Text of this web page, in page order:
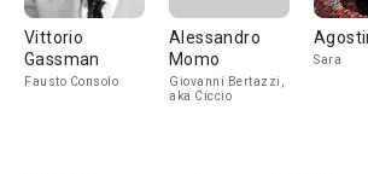
Vittorio
Gassman
Fausto Consolo
Alessandro
Momo
Giovanni Bertazzi,
aka Ciccio
Sara